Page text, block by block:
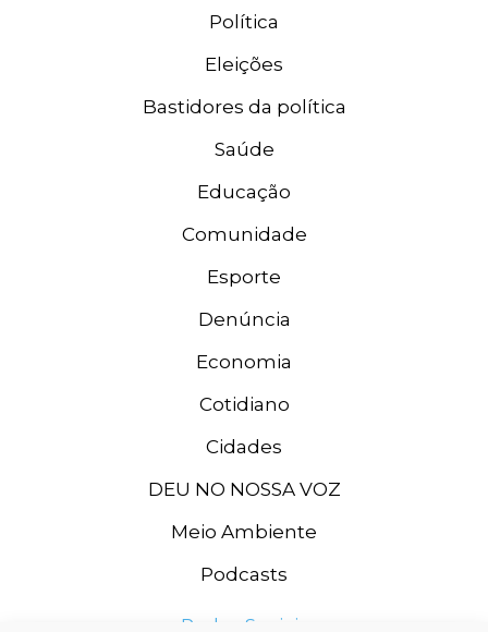
Política
Eleições
Bastidores da política
Saúde
Educação
Comunidade
Esporte
Denúncia
Economia
Cotidiano
Cidades
DEU NO NOSSA VOZ
Meio Ambiente
Podcasts
Redes Sociais